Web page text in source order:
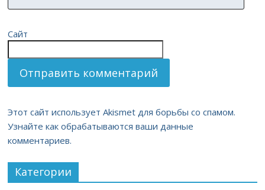
Сайт
Этот сайт использует Akismet для борьбы со спамом.
Узнайте как обрабатываются ваши данные
комментариев.
Категории